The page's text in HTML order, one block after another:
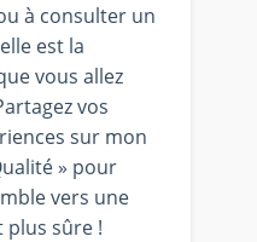
à consulter un
est la
vous allez
vos
sur mon
» pour
vers une
sûre !